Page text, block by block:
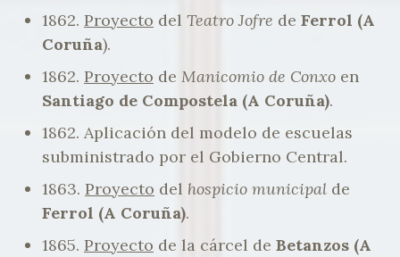
1862. Proyecto del Teatro Jofre de Ferrol (A
Coruña).
1862. Proyecto de Manicomio de Conxo en
Santiago de Compostela (A Coruña).
1862. Aplicación del modelo de escuelas
subministrado por el Gobierno Central.
1863. Proyecto del hospicio municipal de
Ferrol (A Coruña).
1865. Proyecto de la cárcel de Betanzos (A